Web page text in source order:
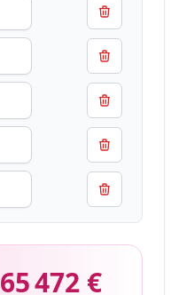
65 472 €